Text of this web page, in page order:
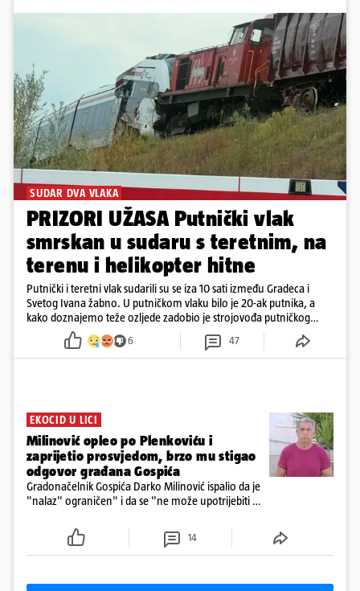
SUDAR DVA VLAKA
PRIZORI UŽASA Putnički vlak
smrskan u sudaru s teretnim, na
terenu i helikopter hitne
Putnički i teretni vlak sudarili su se iza 10 sati između Gradeca i
Svetog Ivana žabno. U putničkom vlaku bilo je 20-ak putnika, a
kako doznajemo teže ozljede zadobio je strojovođa putničkog
vlaka. Zatvoren je promet, a fotoreporteri Prigorskog objavili su
prve snimke s mjesta sudara
6 47
EKOCID U LICI
Milinović opleo po Plenkoviću i
zaprijetio prosvjedom, brzo mu stigao
odgovor građana Gospića
Gradonačelnik Gospića Darko Milinović ispalio da je
"nalaz" ograničen" i da se "ne može upotrijebiti za
ga je naručio Uskok i da je dio spisa
14